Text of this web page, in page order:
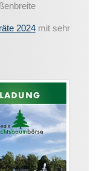
2024mit sehr